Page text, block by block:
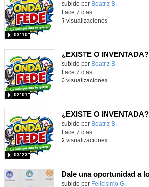
Contenido educativo.
subido por Beatriz B.
03′ 10″
hace 7 dias
7visualizaciones
¿EXISTE O INVENTADA?
Contenido educativo.
subido por Beatriz B.
02′ 01″
hace 7 dias
3visualizaciones
¿EXISTE O INVENTADA?
Contenido educativo.
subido por Beatriz B.
03′ 23″
hace 7 dias
2 visualizaciones
Contenido educativo.
subido por Felicisimo G.